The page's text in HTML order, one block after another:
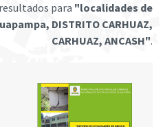
resultados para "localidades de
DISTRITO CARHUAZ,
CARHUAZ, ANCASH".